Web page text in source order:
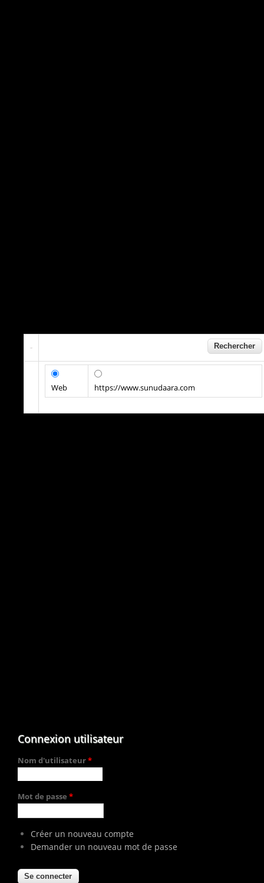
Web https://www.sunudaara.com
Connexion utilisateur
Nom d'utilisateur*
Mot de passe *
Créer un nouveau compte
Demander un nouveau mot de passe